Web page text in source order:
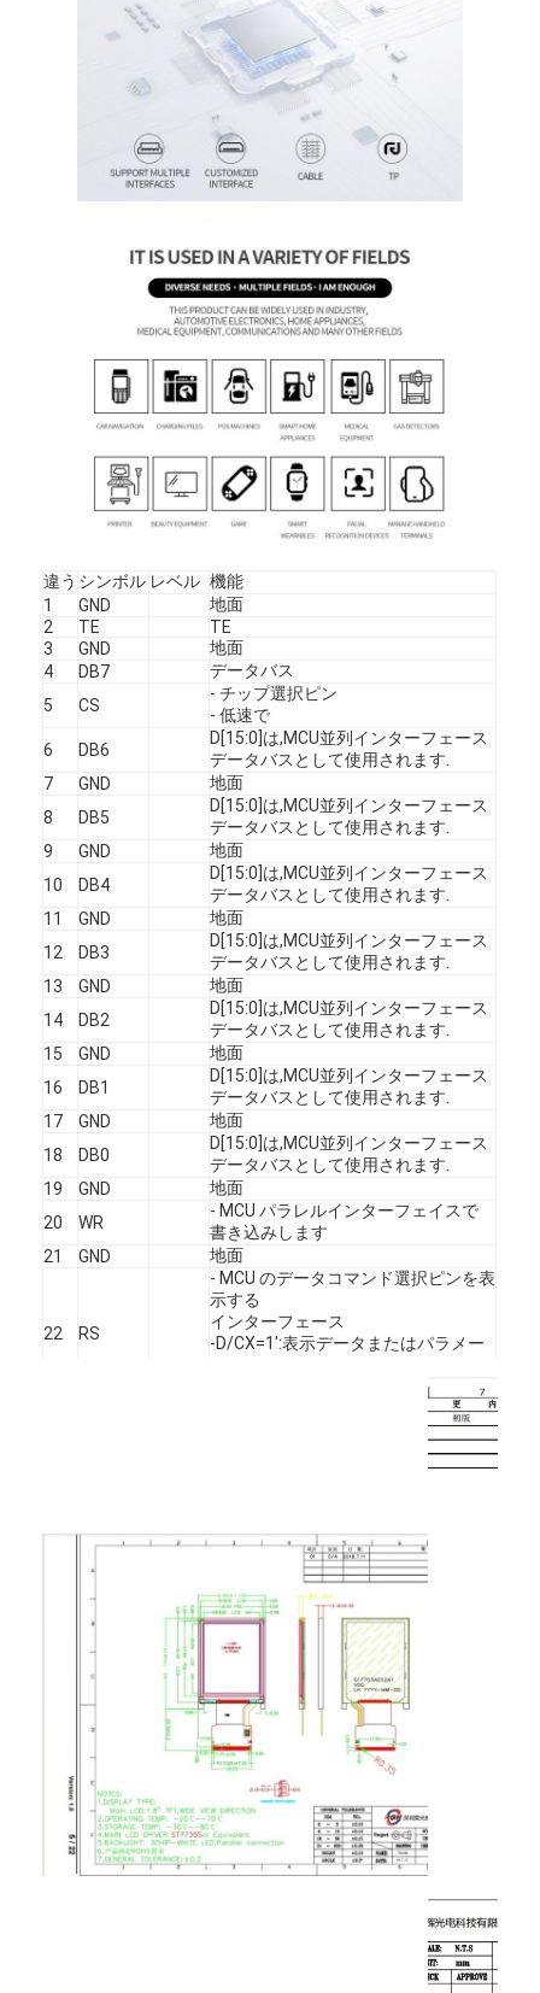
家へ
製品
ビデオ
工場見学
お問い合わせ
ニュース
事件
引金 を 求め て ください
EインクEpaperの表示
TFT液晶容量タッチスクリーン
TFT LCD レジスティブタッチスクリーン
PMoled ディスプレイ
TF TFT LCD ディスプレイ
RF TFT LCD ディスプレイ
違う シンボル レベル 機能
1
GND
地面
2
TE
TE
3
GND
地面
4
DB7
データバス
5
CS
- チップ選択ピン
- 低速で
6
DB6
D[15:0]は,MCU並列インターフェース
データバスとして使用されます.
7
GND
地面
8
DB5
D[15:0]は,MCU並列インターフェース
データバスとして使用されます.
9
GND
地面
10
DB4
D[15:0]は,MCU並列インターフェース
データバスとして使用されます.
11
GND
地面
12
DB3
D[15:0]は,MCU並列インターフェース
データバスとして使用されます.
13
GND
地面
14
DB2
D[15:0]は,MCU並列インターフェース
データバスとして使用されます.
15
GND
地面
16
DB1
D[15:0]は,MCU並列インターフェース
データバスとして使用されます.
17
GND
地面
18
DB0
D[15:0]は,MCU並列インターフェース
データバスとして使用されます.
19
GND
地面
20
WR
- MCU パラレルインターフェイスで
書き込みします
21
GND 地面
22 RS
- MCU のデータコマンド選択ピンを表
示する
インターフェース
-D/CX=1':表示データまたはパラメー
- この信号は装置をリセットします
GND
地面
LEDA
地面